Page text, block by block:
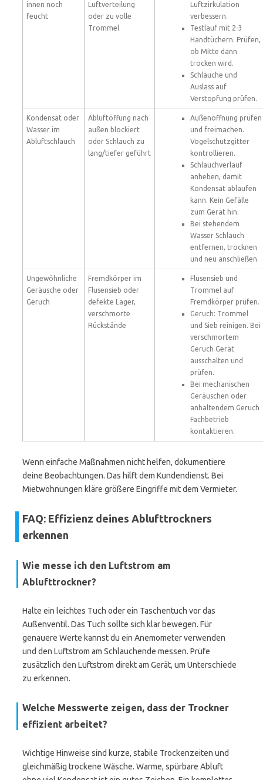
innen noch
feucht
Luftverteilung
oder zu volle
Trommel
Luftzirkulation
verbessern.
Testlauf mit 2-3
Handtüchern. Prüfen,
ob Mitte dann
trocken wird.
Schläuche und
Auslass auf
Verstopfung prüfen.
Kondensat oder
Wasser im
Abluftschlauch
Abluftöffung nach
außen blockiert
oder Schlauch zu
lang/tiefer geführt
Außenöffnung prüfen
und freimachen.
Vogelschutzgitter
kontrollieren.
Schlauchverlauf
anheben, damit
Kondensat ablaufen
kann. Kein Gefälle
zum Gerät hin.
Bei stehendem
Wasser Schlauch
entfernen, trocknen
und neu anschließen.
Ungewöhnliche
Geräusche oder
Geruch
Fremdkörper im
Flusensieb oder
defekte Lager,
verschmorte
Rückstände
Flusensieb und
Trommel auf
Fremdkörper prüfen.
Geruch: Trommel
und Sieb reinigen. Bei
verschmortem
Geruch Gerät
ausschalten und
prüfen.
Bei mechanischen
Geräuschen oder
anhaltendem Geruch
Fachbetrieb
kontaktieren.
Wenn einfache Maßnahmen nicht helfen, dokumentiere
deine Beobachtungen. Das hilft dem Kundendienst. Bei
Mietwohnungen kläre größere Eingriffe mit dem Vermieter.
FAQ: Effizienz deines Ablufttrockners
erkennen
Wie messe ich den Luftstrom am
Ablufttrockner?
Halte ein leichtes Tuch oder ein Taschentuch vor das
Außenventil. Das Tuch sollte sich klar bewegen. Für
genauere Werte kannst du ein Anemometer verwenden
und den Luftstrom am Schlauchende messen. Prüfe
zusätzlich den Luftstrom direkt am Gerät, um Unterschiede
zu erkennen.
Welche Messwerte zeigen, dass der Trockner
effizient arbeitet?
Wichtige Hinweise sind kurze, stabile Trockenzeiten und
gleichmäßig trockene Wäsche. Warme, spürbare Abluft